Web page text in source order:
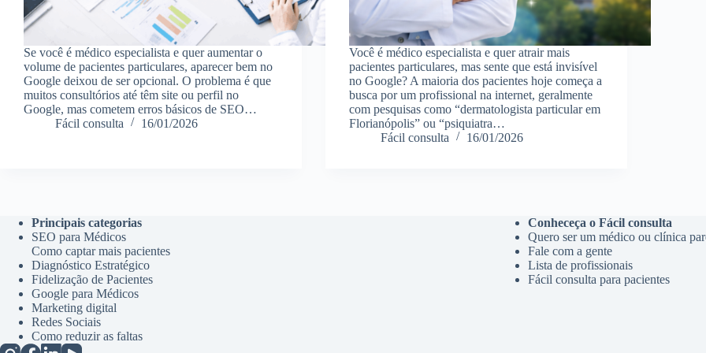
Se você é médico especialista e quer aumentar o
volume de pacientes particulares, aparecer bem no
Google deixou de ser opcional. O problema é que
muitos consultórios até têm site ou perfil no
Google, mas cometem erros básicos de SEO…
Fácil consulta
16/01/2026
Você é médico especialista e quer atrair mais
pacientes particulares, mas sente que está invisível
no Google? A maioria dos pacientes hoje começa a
busca por um profissional na internet, geralmente
com pesquisas como “dermatologista particular em
Florianópolis” ou “psiquiatra…
Fácil consulta
16/01/2026
Principais categorias
SEO para Médicos
Como captar mais pacientes
Diagnóstico Estratégico
Fidelização de Pacientes
Google para Médicos
Marketing digital
Redes Sociais
Como reduzir as faltas
Conheceça o Fácil consulta
Quero ser um médico ou clínica
Fale com a gente
Lista de profissionais
Fácil consulta para pacientes